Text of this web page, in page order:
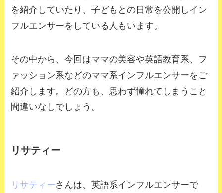
を紹介していたり、子どもとの日常を公開しイン
フルエンサーをしている人もいます。
その中から、今回はママの美容や英語教育系、フ
ァッション系などのママ系インフルエンサーをご
紹介します。どの方も、思わず憧れてしまうこと
間違いなしでしょう。
リサティー
リサティーさんは、英語系インフルエンサーで